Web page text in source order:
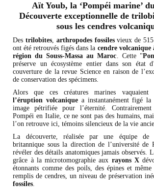
Aït Youb, la ‘Pompéi marine’
Découverte exceptionnelle de
sous les cendres
Destrilobites, arthropodes fossilesvieux de 515
ont été retrouvés figés dans la cendre volcanique
région du Souss-Massa au Maroc. Cette "
préserve un écosystème entier dans son état
couverture de la revue Science en raison de
de conservation des spécimens.
Alors que ces créatures marines
l’éruption volcanique a instantanément figé
image pétrifiée pour l’éternité.
Pompéi en Italie, ce ne sont pas des humains,
l’on retrouve ici, témoins silencieux de la vie
La découverte, réalisée par une équipe de
britannique sous la direction de l’université de
révéler des détails anatomiques jamais observés.
grâce à la microtomographie aux rayons X
étonnants comme des poils, des épines et
remplis de cendres, un niveau de préservation
fossiles.